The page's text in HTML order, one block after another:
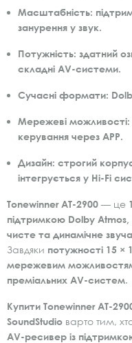
Масштабність:
занурення у звук.
Потужність: здатний
складні AV-системи.
Сучасні формати:
Мережеві можливості:
керування через APP.
Дизайн: строгий
інтегрується у Hi-Fi
Tonewinner AT-2900 — це
підтримкою Dolby Atmos,
чисте та динамічне
Завдяки потужності 15
мережевим
преміальних AV-систем.
Купити Tonewinner AT-
SoundStudio варто тим,
AV-ресивер із